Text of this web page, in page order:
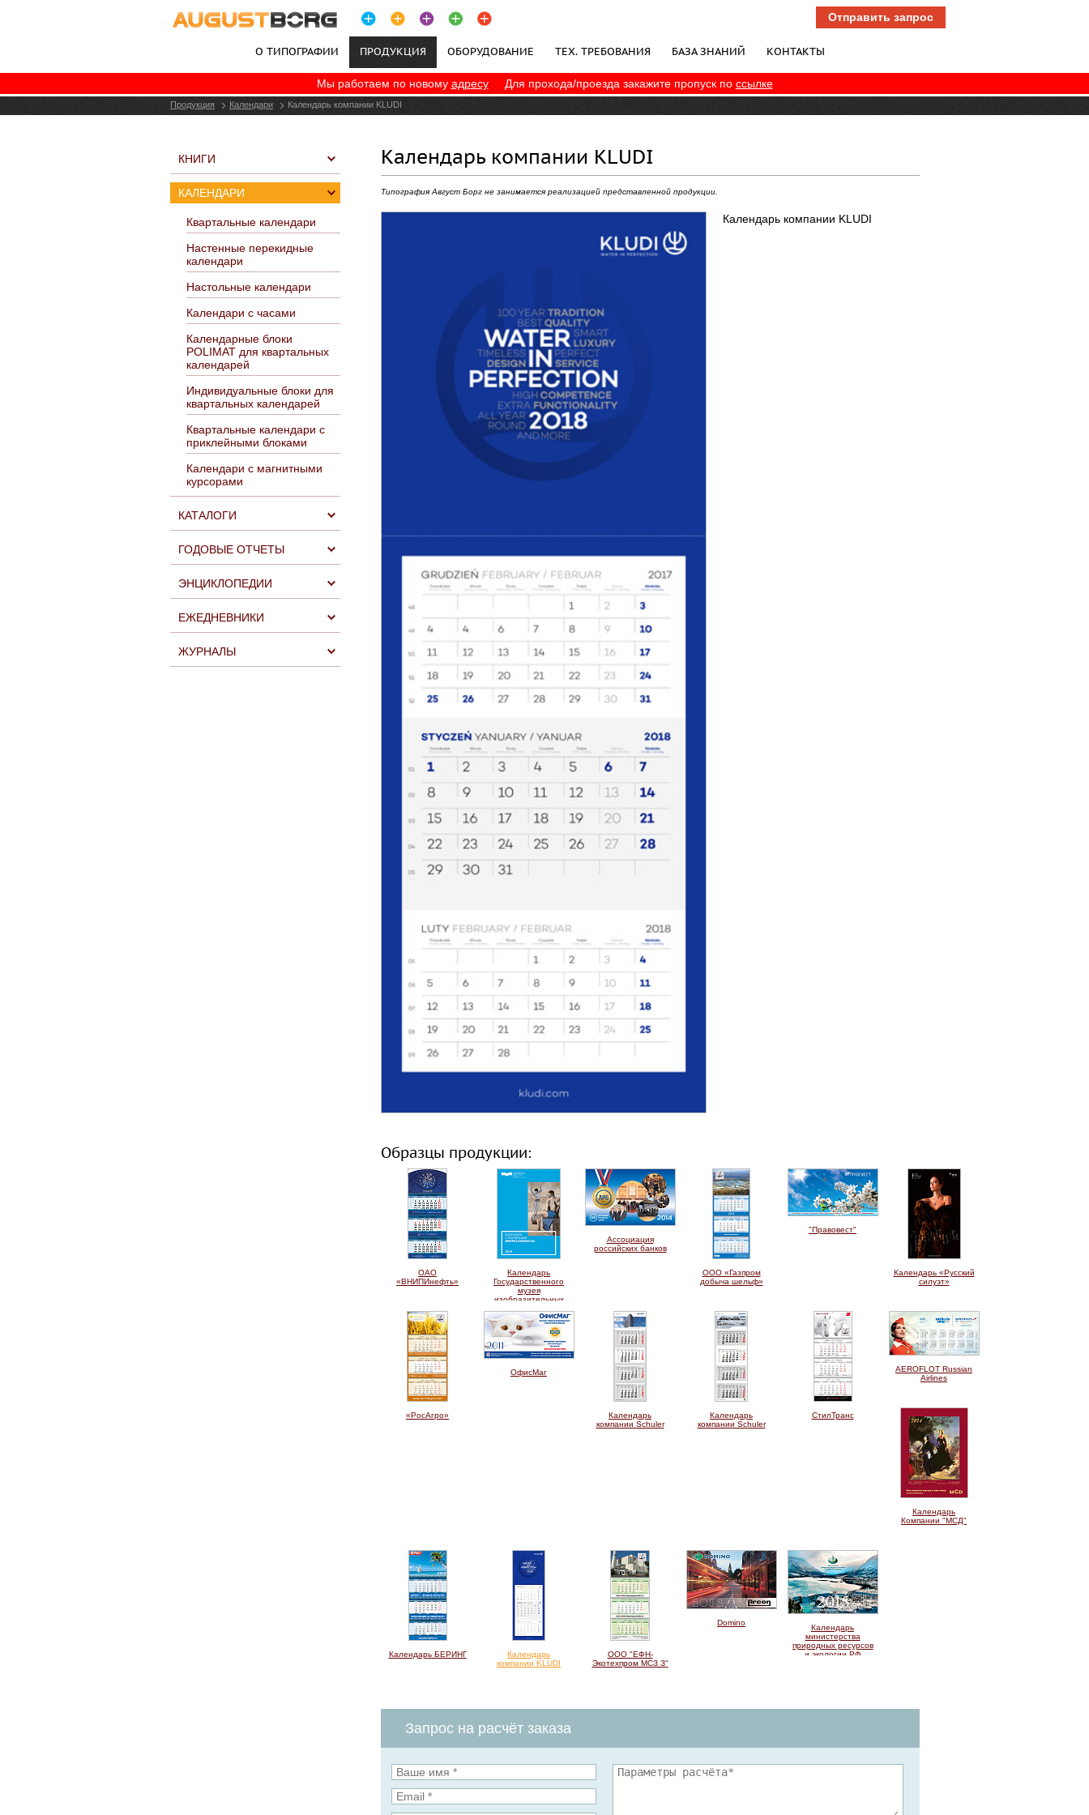
Отправить запрос
О ТИПОГРАФИИ ПРОДУКЦИЯ ОБОРУДОВАНИЕ ТЕХ. ТРЕБОВАНИЯ БАЗА ЗНАНИЙ КОНТАКТЫ
+7 (495) 787-06-77 ПОЛИТИКА КОНФИДЕНЦИАЛЬНОСТИ
Мы работаем по новому адресу Для прохода/проезда закажите пропуск по ссылке
Продукция Календари Календарь компании KLUDI
КНИГИ
КАЛЕНДАРИ
Квартальные календари
Настенные перекидные
календари
Настольные календари
Календари с часами
Календарные блоки
POLIMAT для квартальных
календарей
Индивидуальные блоки для
квартальных календарей
Квартальные календари с
приклейными блоками
Календари с магнитными
курсорами
КАТАЛОГИ
ГОДОВЫЕ ОТЧЕТЫ
ЭНЦИКЛОПЕДИИ
ЕЖЕДНЕВНИКИ
ЖУРНАЛЫ
Календарь компании KLUDI
Типография Август Борг не занимается реализацией представленной продукции.
Календарь компании KLUDI
Образцы продукции:
ОАО
«ВНИПИнефть»
Календарь
Государственного
музея
изобразительных
Пушкина
Ассоциация
российских банков
ООО «Газпром
добыча шельф»
"Правовест"
Календарь «Русский
силуэт»
«РосАгро»
ОфисМаг
Календарь
компании Schuler
Календарь
компании Schuler
СтилТранс
AEROFLOT Russian
Airlines
Календарь
Компании "МСД"
Календарь БЕРИНГ
Календарь
компании KLUDI
ООО "ЕФН-
Экотехпром МСЗ З"
Domino
Календарь
министерства
природных ресурсов
и экологии РФ
Запрос на расчёт заказа